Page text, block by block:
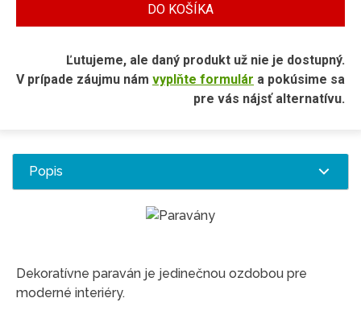
DO KOŠÍKA
Ľutujeme, ale daný produkt už nie je dostupný.
V prípade záujmu nám vyplňte formulár a pokúsime sa
pre vás nájsť alternatívu.
Popis
Dekoratívne paraván je jedinečnou ozdobou pre
moderné interiéry.